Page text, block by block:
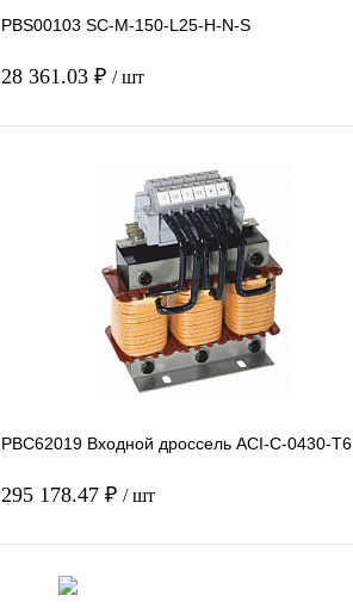
PBS00103 SC-M-150-L25-H-N-S
28 361.03 ₽ / шт
В корзину
Купить в 1 клик Сравнение
Под заказ
PBC62019 Входной дроссель ACI-C-0430-T6
295 178.47 ₽ / шт